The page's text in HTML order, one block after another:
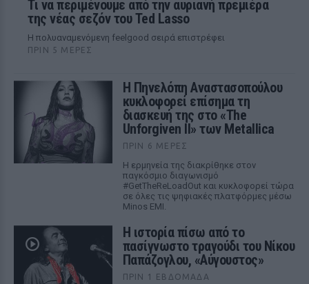
Τι να περιμένουμε από την αυριανή πρεμιέρα
της νέας σεζόν του Ted Lasso
Η πολυαναμενόμενη feelgood σειρά επιστρέφει
ΠΡΙΝ 5 ΜΈΡΕΣ
Η Πηνελόπη Αναστασοπούλου
κυκλοφορεί επίσημα τη
διασκευή της στο «The
Unforgiven II» των Metallica
ΠΡΙΝ 6 ΜΈΡΕΣ
Η ερμηνεία της διακρίθηκε στον
παγκόσμιο διαγωνισμό
#GetTheReLoadOut και κυκλοφορεί τώρα
σε όλες τις ψηφιακές πλατφόρμες μέσω
Minos EMI.
Η ιστορία πίσω από το
πασίγνωστο τραγούδι του Νίκου
Παπάζογλου, «Αύγουστος»
ΠΡΙΝ 1 ΕΒΔΟΜΆΔΑ